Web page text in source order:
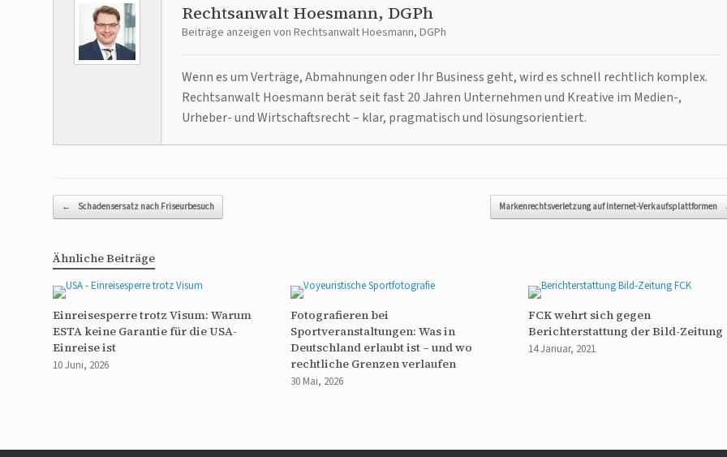
Rechtsanwalt Hoesmann, DGPh
Beiträge anzeigen von Rechtsanwalt Hoesmann, DGPh
Wenn es um Verträge, Abmahnungen oder Ihr Business geht, wird es schnell rechtlich komplex.
Rechtsanwalt Hoesmann berät seit fast 20 Jahren Unternehmen und Kreative im Medien-,
Urheber- und Wirtschaftsrecht – klar, pragmatisch und lösungsorientiert.
Beitragsnavigation
← Schadensersatz nach Friseurbesuch Markenrechtsverletzung auf Internet-Verkaufsplattformen
Ähnliche Beiträge
Einreisesperre trotz Visum: Warum
ESTA keine Garantie für die USA-
Einreise ist
10 Juni, 2026
Fotografieren bei
Sportveranstaltungen: Was in
Deutschland erlaubt ist – und wo
rechtliche Grenzen verlaufen
30 Mai, 2026
FCK wehrt sich gegen
Berichterstattung der Bild-Zeitung
14 Januar, 2021